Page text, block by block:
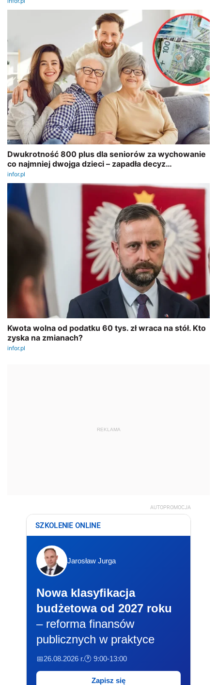
REKLAMA
AUTOPROMOCJA
SZKOLENIE ONLINE
Jarosław Jurga
Nowa klasyfikacja
budżetowa od 2027 roku
– reforma finansów
publicznych w praktyce
📅26.08.2026 r.🕐 9:00-13:00
Zapisz się